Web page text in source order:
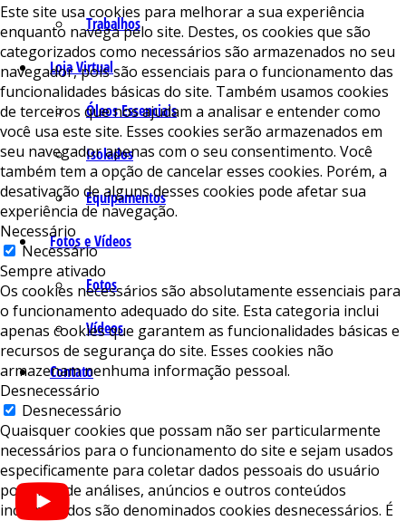
Trabalhos
Loja Virtual
Óleos Essenciais
Isolados
Equipamentos
Fotos e Vídeos
Fotos
Vídeos
Contato
Este site usa cookies para melhorar a sua experiência
enquanto navega pelo site. Destes, os cookies que são
categorizados como necessários são armazenados no seu
navegador, pois são essenciais para o funcionamento das
funcionalidades básicas do site. Também usamos cookies
de terceiros que nos ajudam a analisar e entender como
você usa este site. Esses cookies serão armazenados em
seu navegador apenas com o seu consentimento. Você
também tem a opção de cancelar esses cookies. Porém, a
desativação de alguns desses cookies pode afetar sua
experiência de navegação.
Necessário
Necessário
Sempre ativado
Os cookies necessários são absolutamente essenciais para
o funcionamento adequado do site. Esta categoria inclui
apenas cookies que garantem as funcionalidades básicas e
recursos de segurança do site. Esses cookies não
armazenam nenhuma informação pessoal.
Desnecessário
Desnecessário
Quaisquer cookies que possam não ser particularmente
necessários para o funcionamento do site e sejam usados ​​
especificamente para coletar dados pessoais do usuário
por meio de análises, anúncios e outros conteúdos
incorporados são denominados cookies desnecessários. É